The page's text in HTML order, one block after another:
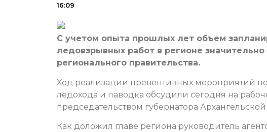
16:09
С учетом опыта прошлых лет объем
ледовзрывных работ в регионе
регионального правительства.
Ход реализации превентивных мероприятий
ледохода и паводка обсудили сегодня на
председательством губернатора
Как доложил главе региона руководитель